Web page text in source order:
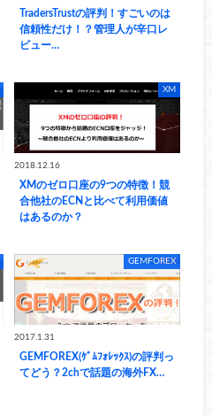
TradersTrustの評判！すごいのは
信頼性だけ！？管理人が辛口レ
ビュー…
XM
2018.12.16
XMのゼロ口座の9つの特徴！競
合他社のECNと比べて利用価値
はあるのか？
GEMFOREX
2017.1.31
GEMFOREX(ｹﾞﾑﾌｫﾚｯｸｽ)の評判っ
てどう？2chで話題の海外FX…